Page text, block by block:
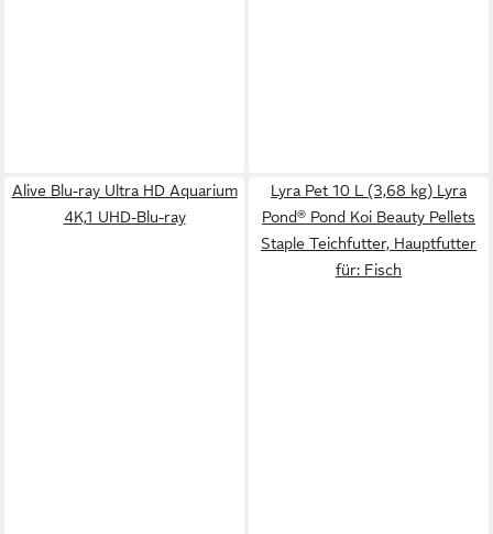
Alive Blu-ray Ultra HD Aquarium
4K,1 UHD-Blu-ray
Lyra Pet 10 L (3,68 kg) Lyra
Pond® Pond Koi Beauty Pellets
Staple Teichfutter, Hauptfutter
für: Fisch